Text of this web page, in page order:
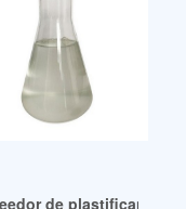
dotp de
de plastificantes